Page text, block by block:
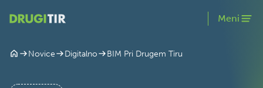
Meni
Novice Digitalno BIM Pri Drugem Tiru